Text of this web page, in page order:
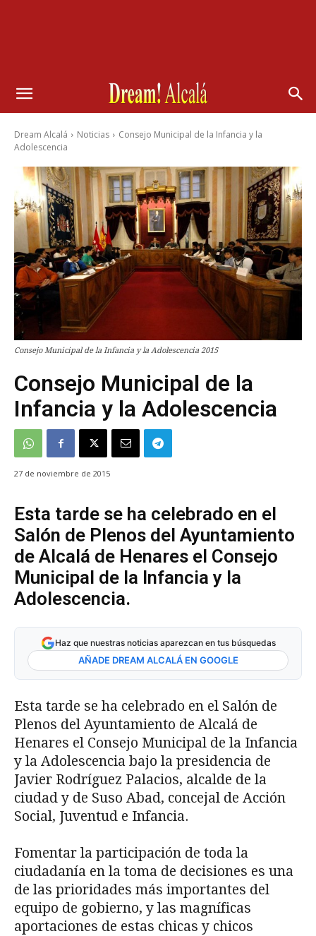
Dream Alcalá Noticias
Consejo Municipal de la Infancia y la
Adolescencia
Consejo Municipal de la Infancia y la Adolescencia 2015
Consejo Municipal de la
Infancia y la Adolescencia
27 de noviembre de 2015
Esta tarde se ha celebrado en el
Salón de Plenos del Ayuntamiento
de Alcalá de Henares el Consejo
Municipal de la Infancia y la
Adolescencia.
Haz que nuestras noticias aparezcan en tus búsquedas
AÑADE DREAM ALCALÁ EN GOOGLE
Esta tarde se ha celebrado en el Salón de
Plenos del Ayuntamiento de Alcalá de
Henares el Consejo Municipal de la Infancia
y la Adolescencia bajo la presidencia de
Javier Rodríguez Palacios, alcalde de la
ciudad y de Suso Abad, concejal de Acción
Social, Juventud e Infancia.
Fomentar la participación de toda la
ciudadanía en la toma de decisiones es una
de las prioridades más importantes del
equipo de gobierno, y las magníficas
aportaciones de estas chicas y chicos